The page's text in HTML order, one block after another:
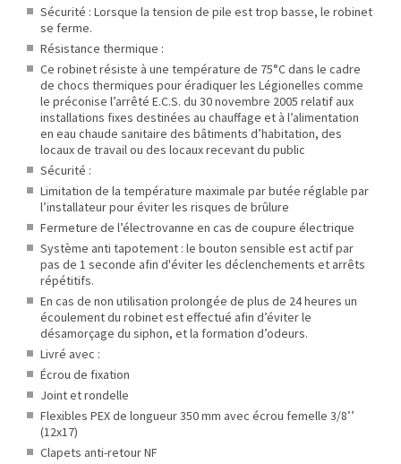
Sécurité : Lorsque la tension de pile est trop basse, le robinet
se ferme.
Résistance thermique :
Ce robinet résiste à une température de 75°C dans le cadre
de chocs thermiques pour éradiquer les Légionelles comme
le préconise l’arrêté E.C.S. du 30 novembre 2005 relatif aux
installations fixes destinées au chauffage et à l’alimentation
en eau chaude sanitaire des bâtiments d’habitation, des
locaux de travail ou des locaux recevant du public
Sécurité :
Limitation de la température maximale par butée réglable par
l’installateur pour éviter les risques de brûlure
Fermeture de l’électrovanne en cas de coupure électrique
Système anti tapotement : le bouton sensible est actif par
pas de 1 seconde afin d'éviter les déclenchements et arrêts
répétitifs.
En cas de non utilisation prolongée de plus de 24 heures un
écoulement du robinet est effectué afin d’éviter le
désamorçage du siphon, et la formation d’odeurs.
Livré avec :
Écrou de fixation
Joint et rondelle
Flexibles PEX de longueur 350 mm avec écrou femelle 3/8’’
(12x17)
Clapets anti-retour NF